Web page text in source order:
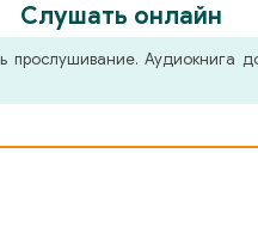
Слушать онлайн
Аудиокнига